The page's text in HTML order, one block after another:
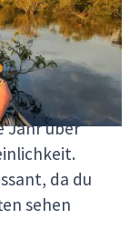
um die
Oktober bis
Jahr über
da du
sehen